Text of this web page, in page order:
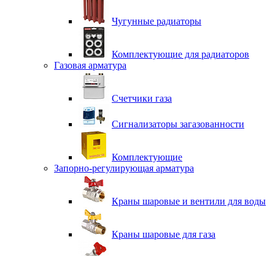
Чугунные радиаторы
Комплектующие для радиаторов
Газовая арматура
Счетчики газа
Сигнализаторы загазованности
Комплектующие
Запорно-регулирующая арматура
Краны шаровые и вентили для воды
Краны шаровые для газа